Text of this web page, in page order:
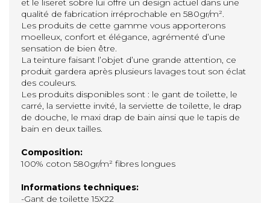
et le liseret sobre lui offre un design actuel dans une
qualité de fabrication irréprochable en 580gr/m².
Les produits de cette gamme vous apporterons
moelleux, confort et élégance, agrémenté d’une
sensation de bien être.
La teinture faisant l’objet d’une grande attention, ce
produit gardera après plusieurs lavages tout son éclat
des couleurs.
Les produits disponibles sont : le gant de toilette, le
carré, la serviette invité, la serviette de toilette, le drap
de douche, le maxi drap de bain ainsi que le tapis de
bain en deux tailles.
Composition:
100% coton 580gr/m² fibres longues
Informations techniques:
-Gant de toilette 15X22